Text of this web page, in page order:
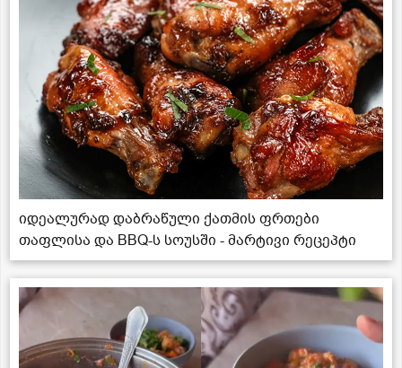
იდეალურად დაბრაწული ქათმის ფრთები
თაფლისა და BBQ-ს სოუსში - მარტივი რეცეპტი